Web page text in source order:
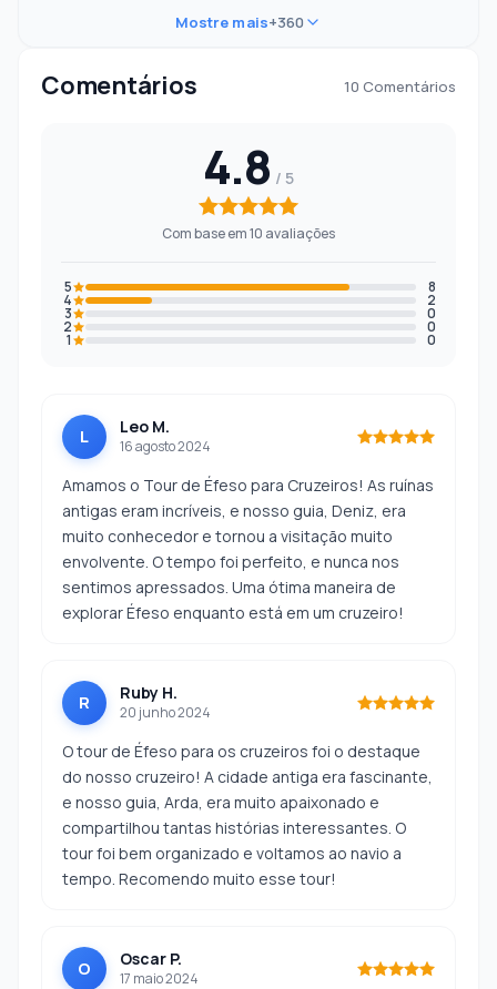
Mostre mais+360
Comentários 10 Comentários
4.8
Com base em 10 avaliações
5 8
4 2
3 0
2 0
1 0
L Leo M.
16 agosto 2024
Amamos o Tour de Éfeso para Cruzeiros! As ruínas
antigas eram incríveis, e nosso guia, Deniz, era
muito conhecedor e tornou a visitação muito
envolvente. O tempo foi perfeito, e nunca nos
sentimos apressados. Uma ótima maneira de
explorar Éfeso enquanto está em um cruzeiro!
R Ruby H.
20 junho 2024
O tour de Éfeso para os cruzeiros foi o destaque
do nosso cruzeiro! A cidade antiga era fascinante,
e nosso guia, Arda, era muito apaixonado e
compartilhou tantas histórias interessantes. O
tour foi bem organizado e voltamos ao navio a
tempo. Recomendo muito esse tour!
O Oscar P.
17 maio 2024